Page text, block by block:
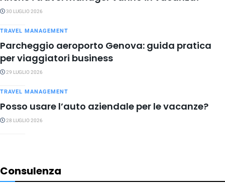
30 LUGLIO 2026
TRAVEL MANAGEMENT
Parcheggio aeroporto Genova: guida pratica
per viaggiatori business
29 LUGLIO 2026
TRAVEL MANAGEMENT
Posso usare l’auto aziendale per le vacanze?
28 LUGLIO 2026
Consulenza